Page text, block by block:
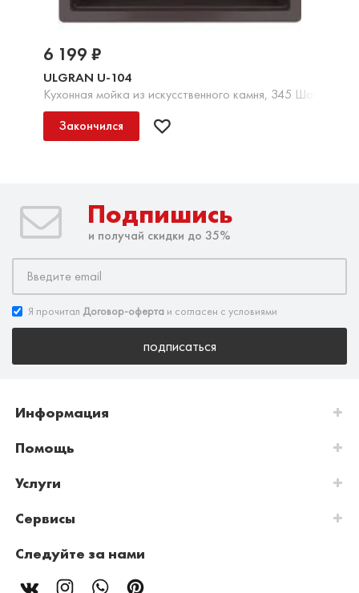
ULGRAN U-104
Кухонная мойка из искусственного камня, 345 Шоколад
6 199 ₽
Закончился
Подпишись
и получай скидки до 35%
Я прочитал Договор-оферта и согласен с условиями
подписаться
Информация
Помощь
Услуги
Сервисы
Следуйте за нами